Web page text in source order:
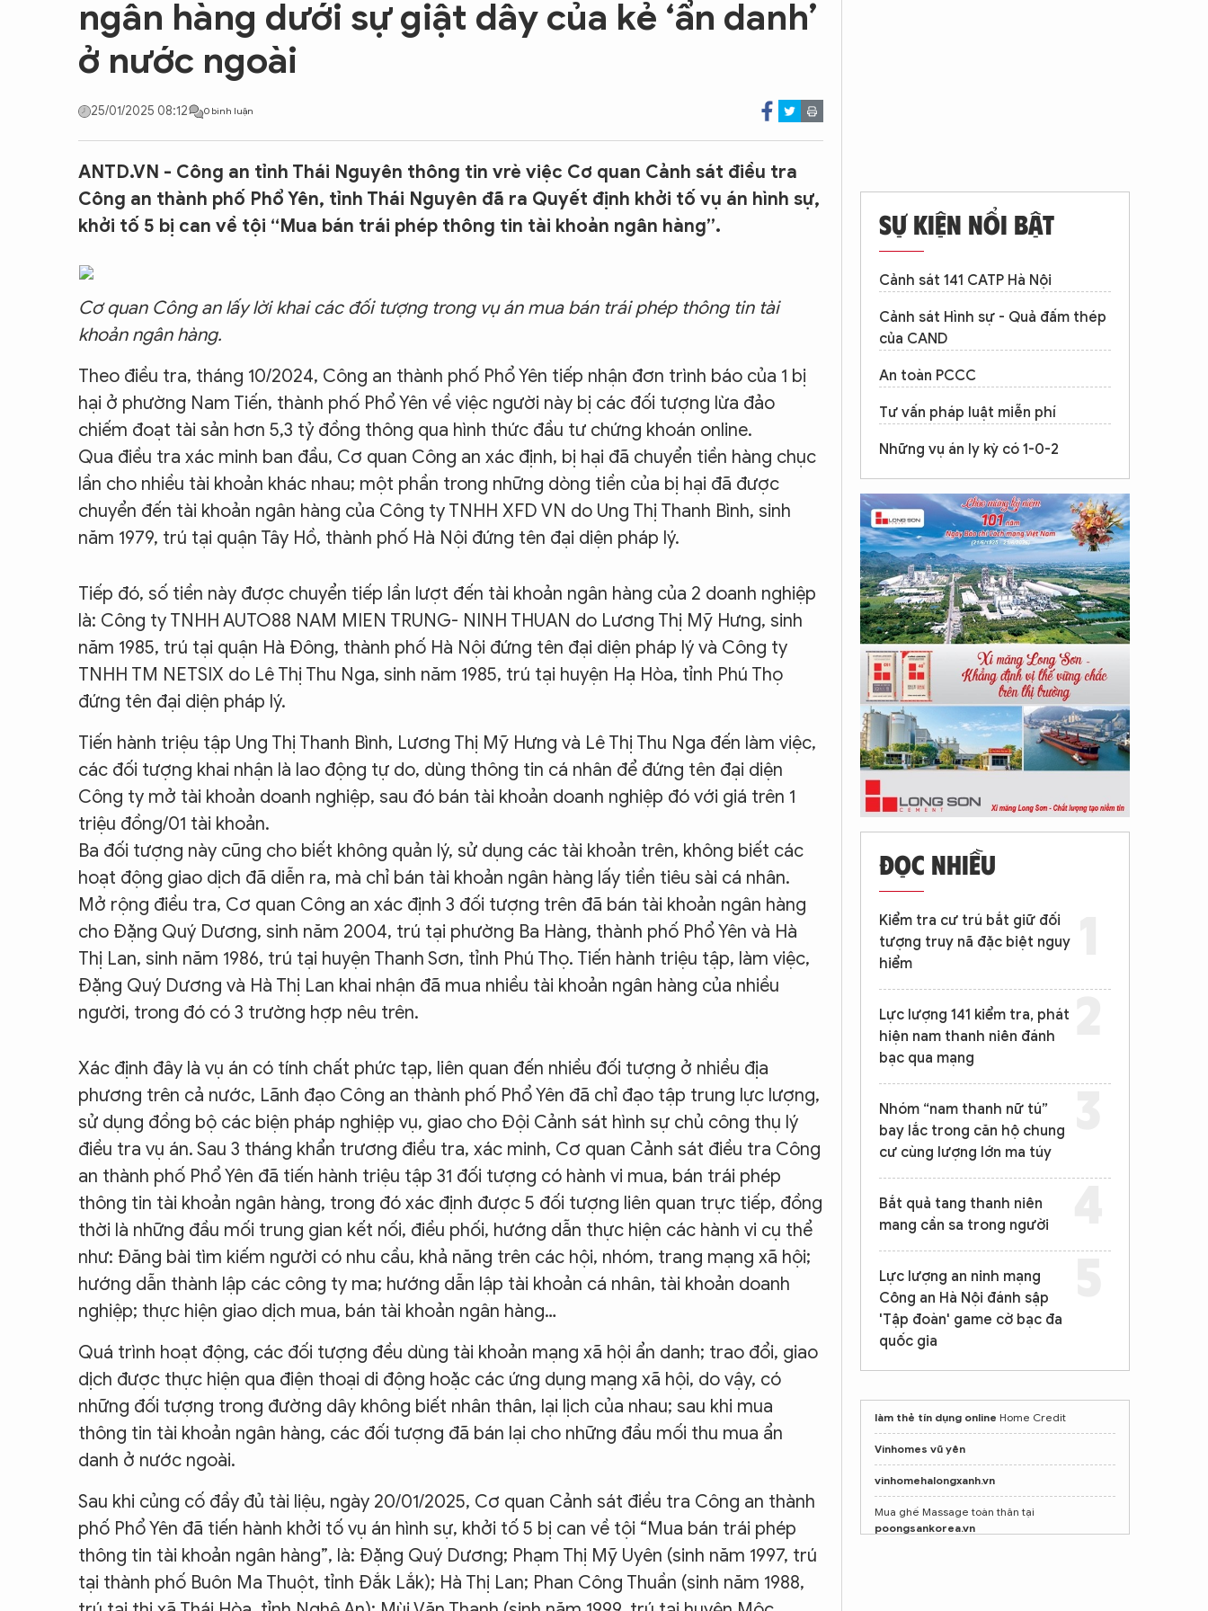
CON ĐƯỜNG KHỞI NGHIỆP
ngân hàng dưới sự giật dây của kẻ ‘ẩn danh’
ở nước ngoài
25/01/2025 08:12 0 bình luận
ANTD.VN - Công an tỉnh Thái Nguyên thông tin vrè việc Cơ quan Cảnh sát điều tra
Công an thành phố Phổ Yên, tỉnh Thái Nguyên đã ra Quyết định khởi tố vụ án hình sự,
khởi tố 5 bị can về tội “Mua bán trái phép thông tin tài khoản ngân hàng”.
Cơ quan Công an lấy lời khai các đối tượng trong vụ án mua bán trái phép thông tin tài
khoản ngân hàng.
Theo điều tra, tháng 10/2024, Công an thành phố Phổ Yên tiếp nhận đơn trình báo của 1 bị
hại ở phường Nam Tiến, thành phố Phổ Yên về việc người này bị các đối tượng lừa đảo
chiếm đoạt tài sản hơn 5,3 tỷ đồng thông qua hình thức đầu tư chứng khoán online.
Qua điều tra xác minh ban đầu, Cơ quan Công an xác định, bị hại đã chuyển tiền hàng chục
lần cho nhiều tài khoản khác nhau; một phần trong những dòng tiền của bị hại đã được
chuyển đến tài khoản ngân hàng của Công ty TNHH XFD VN do Ung Thị Thanh Bình, sinh
năm 1979, trú tại quận Tây Hồ, thành phố Hà Nội đứng tên đại diện pháp lý.
Tiếp đó, số tiền này được chuyển tiếp lần lượt đến tài khoản ngân hàng của 2 doanh nghiệp
là: Công ty TNHH AUTO88 NAM MIEN TRUNG- NINH THUAN do Lương Thị Mỹ Hưng, sinh
năm 1985, trú tại quận Hà Đông, thành phố Hà Nội đứng tên đại diện pháp lý và Công ty
TNHH TM NETSIX do Lê Thị Thu Nga, sinh năm 1985, trú tại huyện Hạ Hòa, tỉnh Phú Thọ
đứng tên đại diện pháp lý.
Tiến hành triệu tập Ung Thị Thanh Bình, Lương Thị Mỹ Hưng và Lê Thị Thu Nga đến làm việc,
các đối tượng khai nhận là lao động tự do, dùng thông tin cá nhân để đứng tên đại diện
Công ty mở tài khoản doanh nghiệp, sau đó bán tài khoản doanh nghiệp đó với giá trên 1
triệu đồng/01 tài khoản.
Ba đối tượng này cũng cho biết không quản lý, sử dụng các tài khoản trên, không biết các
hoạt động giao dịch đã diễn ra, mà chỉ bán tài khoản ngân hàng lấy tiền tiêu sài cá nhân.
Mở rộng điều tra, Cơ quan Công an xác định 3 đối tượng trên đã bán tài khoản ngân hàng
cho Đặng Quý Dương, sinh năm 2004, trú tại phường Ba Hàng, thành phố Phổ Yên và Hà
Thị Lan, sinh năm 1986, trú tại huyện Thanh Sơn, tỉnh Phú Thọ. Tiến hành triệu tập, làm việc,
Đặng Quý Dương và Hà Thị Lan khai nhận đã mua nhiều tài khoản ngân hàng của nhiều
người, trong đó có 3 trường hợp nêu trên.
Xác định đây là vụ án có tính chất phức tạp, liên quan đến nhiều đối tượng ở nhiều địa
phương trên cả nước, Lãnh đạo Công an thành phố Phổ Yên đã chỉ đạo tập trung lực lượng,
sử dụng đồng bộ các biện pháp nghiệp vụ, giao cho Đội Cảnh sát hình sự chủ công thụ lý
điều tra vụ án. Sau 3 tháng khẩn trương điều tra, xác minh, Cơ quan Cảnh sát điều tra Công
an thành phố Phổ Yên đã tiến hành triệu tập 31 đối tượng có hành vi mua, bán trái phép
thông tin tài khoản ngân hàng, trong đó xác định được 5 đối tượng liên quan trực tiếp, đồng
thời là những đầu mối trung gian kết nối, điều phối, hướng dẫn thực hiện các hành vi cụ thể
như: Đăng bài tìm kiếm người có nhu cầu, khả năng trên các hội, nhóm, trang mạng xã hội;
hướng dẫn thành lập các công ty ma; hướng dẫn lập tài khoản cá nhân, tài khoản doanh
nghiệp; thực hiện giao dịch mua, bán tài khoản ngân hàng…
Quá trình hoạt động, các đối tượng đều dùng tài khoản mạng xã hội ẩn danh; trao đổi, giao
dịch được thực hiện qua điện thoại di động hoặc các ứng dụng mạng xã hội, do vậy, có
những đối tượng trong đường dây không biết nhân thân, lại lịch của nhau; sau khi mua
thông tin tài khoản ngân hàng, các đối tượng đã bán lại cho những đầu mối thu mua ẩn
danh ở nước ngoài.
Sau khi củng cố đầy đủ tài liệu, ngày 20/01/2025, Cơ quan Cảnh sát điều tra Công an thành
phố Phổ Yên đã tiến hành khởi tố vụ án hình sự, khởi tố 5 bị can về tội “Mua bán trái phép
thông tin tài khoản ngân hàng”, là: Đặng Quý Dương; Phạm Thị Mỹ Uyên (sinh năm 1997, trú
tại thành phố Buôn Ma Thuột, tỉnh Đắk Lắk); Hà Thị Lan; Phan Công Thuần (sinh năm 1988,
SỰ KIỆN NỔI BẬT
Cảnh sát 141 CATP Hà Nội
Cảnh sát Hình sự - Quả đấm thép
của CAND
An toàn PCCC
Tư vấn pháp luật miễn phí
Những vụ án ly kỳ có 1-0-2
ĐỌC NHIỀU
Kiểm tra cư trú bắt giữ đối
tượng truy nã đặc biệt nguy
hiểm
Lực lượng 141 kiểm tra, phát
hiện nam thanh niên đánh
bạc qua mạng
Nhóm “nam thanh nữ tú”
bay lắc trong căn hộ chung
cư cùng lượng lớn ma túy
Bắt quả tang thanh niên
mang cần sa trong người
Lực lượng an ninh mạng
Công an Hà Nội đánh sập
'Tập đoàn' game cờ bạc đa
quốc gia
làm thẻ tín dụng online Home Credit
Vinhomes vũ yên
vinhomehalongxanh.vn
Mua ghế Massage toàn thân tại
poongsankorea.vn